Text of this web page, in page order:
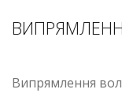
Випрямлення